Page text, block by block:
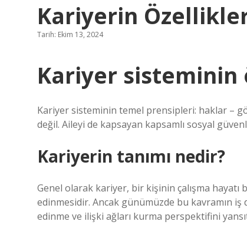
Kariyerin
Tarih: Ekim 13, 2024
Kariyer
Kariyer sisteminin temel prensipleri: haklar –
değil. Aileyi de kapsayan kapsamlı sosyal
Kariyerin tanımı nedir?
Genel olarak kariyer, bir kişinin çalışma
edinmesidir. Ancak günümüzde bu kavramın
edinme ve ilişki ağları kurma perspektifini